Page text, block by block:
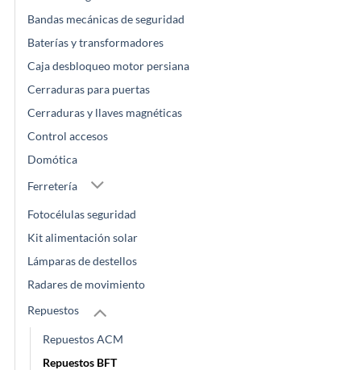
Bandas mecánicas de seguridad
Baterías y transformadores
Caja desbloqueo motor persiana
Cerraduras para puertas
Cerraduras y llaves magnéticas
Control accesos
Domótica
Ferretería
Fotocélulas seguridad
Kit alimentación solar
Lámparas de destellos
Radares de movimiento
Repuestos
Repuestos ACM
Repuestos BFT